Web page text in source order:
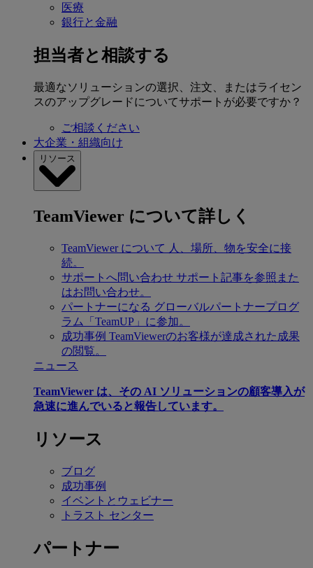
医療
銀行と金融
担当者と相談する
最適なソリューションの選択、注文、またはライセン
スのアップグレードについてサポートが必要ですか？
ご相談ください
大企業・組織向け
リソース
TeamViewer について詳しく
TeamViewer について 人、場所、物を安全に接
続。
サポートへ問い合わせ サポート記事を参照また
はお問い合わせ。
パートナーになる グローバルパートナープログ
ラム「TeamUP」に参加。
成功事例 TeamViewerのお客様が達成された成果
の閲覧。
ニュース
TeamViewer は、その AI ソリューションの顧客導入が
急速に進んでいると報告しています。
リソース
ブログ
成功事例
イベントとウェビナー
トラスト センター
パートナー